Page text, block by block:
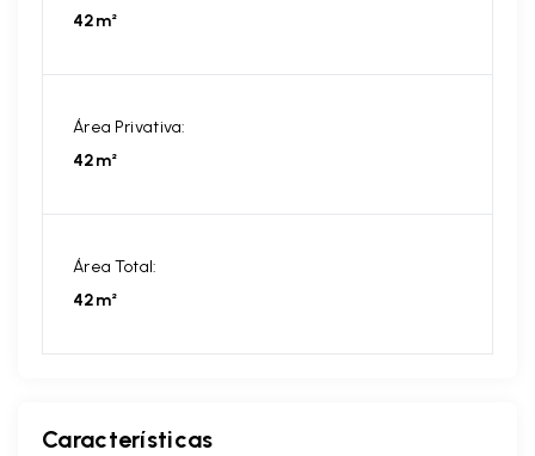
42m²
Área Privativa:
42m²
Área Total:
42m²
Características